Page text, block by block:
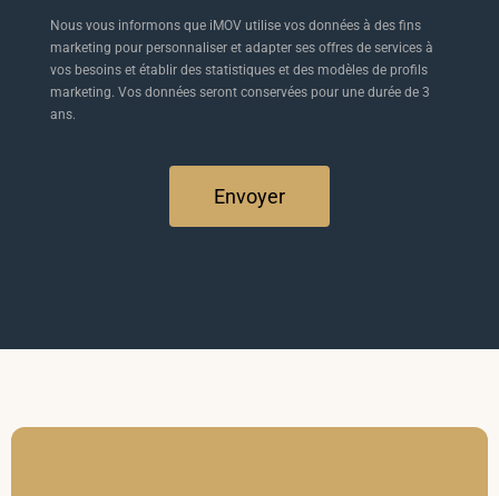
Nous vous informons que iMOV utilise vos données à des fins
marketing pour personnaliser et adapter ses offres de services à
vos besoins et établir des statistiques et des modèles de profils
marketing. Vos données seront conservées pour une durée de 3
ans.
Envoyer